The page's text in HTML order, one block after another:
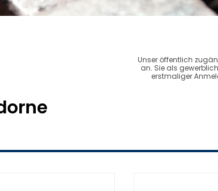
Unser öffentlich
an. Sie als
erstmaliger